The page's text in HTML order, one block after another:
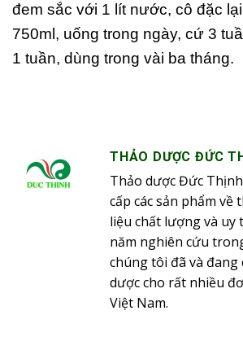
đem sắc với 1 lít nước, cô đặc
750ml, uống trong ngày, cứ 3
1 tuần, dùng trong vài ba tháng.
THẢO DƯỢC ĐỨC
Thảo dược Đức
cấp các sản phẩm về
liệu chất lượng và uy
năm nghiên cứu
chúng tôi đã và đang
dược cho rất nhiều
Việt Nam.